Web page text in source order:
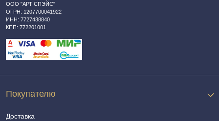
ООО "АРТ СПЭЙС"
ОГРН: 1207700041922
ИНН: 7727438840
КПП: 772201001
Покупателю
Доставка